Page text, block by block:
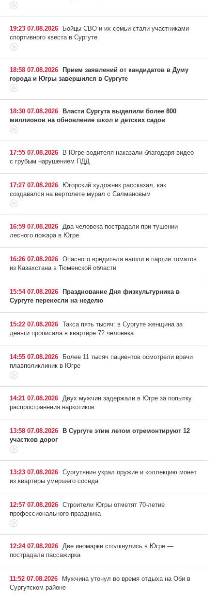
19:23 07.08.2026
Бойцы СВО и их семьи стали участниками
спортивного квеста в Сургуте
18:58 07.08.2026 Прием заявлений от кандидатов в Думу
города и Югры завершился в Сургуте
18:30 07.08.2026 Власти Сургута выделили более 800
миллионов на обновление школ и детских садов
17:55 07.08.2026
В Югре водителя наказали благодаря видео
с грубым нарушением ПДД
17:27 07.08.2026
Югорский художник рассказал, как
создавался на вертолете мурал с Салмановым
16:59 07.08.2026
Два человека пострадали при тушении
лесного пожара в Югре
16:26 07.08.2026 Опасного вредителя нашли в партии томатов
из Казахстана в Тюменской области
15:54 07.08.2026 Празднование Дня физкультурника в
Сургуте перенесли на неделю
15:22 07.08.2026 Такса пять тысяч: в Сургуте женщина за
деньги прописала в квартире 72 человека
14:55 07.08.2026
Более 11 тысяч пациентов осмотрели врачи
плавполиклиник в Югре
14:21 07.08.2026
Двух мужчин задержали в Югре за попытку
распространения наркотиков
13:58 07.08.2026 В Сургуте этим летом отремонтируют 12
участков дорог
13:23 07.08.2026 Сургутянин украл оружие и коллекцию монет
из квартиры умершего соседа
12:57 07.08.2026 Строители Югры отметят 70-летие
профессионального праздника
12:24 07.08.2026
Две иномарки столкнулись в Югре —
пострадала пассажирка
11:52 07.08.2026
Мужчина утонул во время отдыха на Оби в
Сургутском районе